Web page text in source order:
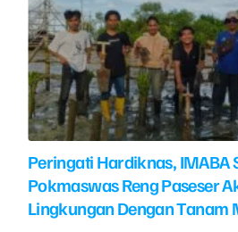
Peringati Hardiknas, IMABA
Pokmaswas Reng Paseser
Lingkungan Dengan Tanam